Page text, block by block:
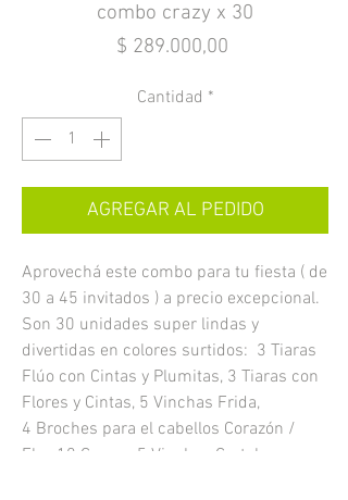
combo crazy x 30
$ 289.000,00
Cantidad *
AGREGAR AL PEDIDO
Aprovechá este combo para tu fiesta ( de
30 a 45 invitados ) a precio excepcional.
Son 30 unidades super lindas y
divertidas en colores surtidos: 3 Tiaras
Flúo con Cintas y Plumitas, 3 Tiaras con
Flores y Cintas, 5 Vinchas Frida,
4 Broches para el cabellos Corazón /
Flor, 10 Caps, y 5 Vinchas Carteles con